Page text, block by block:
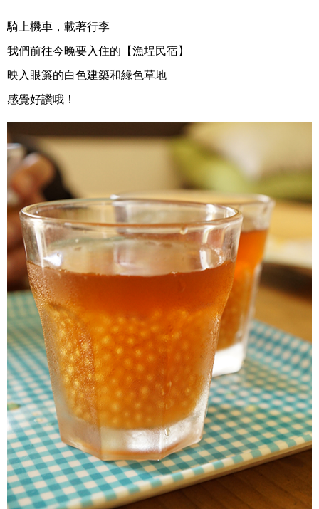
騎上機車，載著行李
我們前往今晚要入住的【漁埕民宿】
映入眼簾的白色建築和綠色草地
感覺好讚哦！